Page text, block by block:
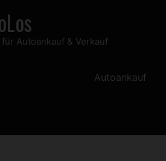
Autoankauf & Verkauf
Autoankauf